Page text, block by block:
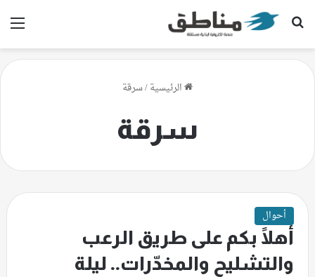
بحث عن
الرئيسية/سرقة
سرقة
أحوال
أهلًا بكم على طريق الرعب
والتشليح والمخدّرات.. ليلة